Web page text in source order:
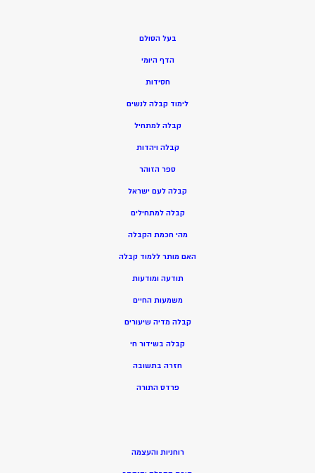
בעל הסולם
הדף היומי
חסידות
לימוד קבלה לנשים
קבלה למתחיל
קבלה ויהדות
ספר הזוהר
קבלה לעם ישראל
קבלה למתחילים
מהי חכמת הקבלה
האם מותר ללמוד קבלה
תודעה ומודעות
משמעות החיים
קבלה מדיה שיעורים
קבלה בשידור חי
חזרה בתשובה
פרדס התורה
רוחניות והעצמה